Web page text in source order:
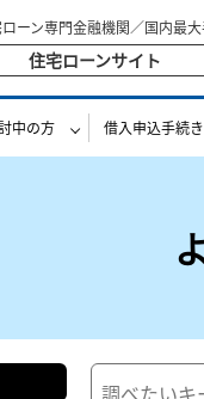
ーン専門金融機関／国内最
住宅ローンサイト
中の方 借入申込手続